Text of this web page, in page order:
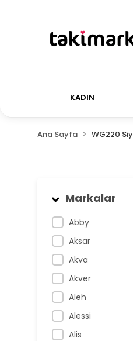
KADIN
Ana Sayfa WG220
Markalar
Abby
Aksar
Akva
Akver
Aleh
Alessi
Alis